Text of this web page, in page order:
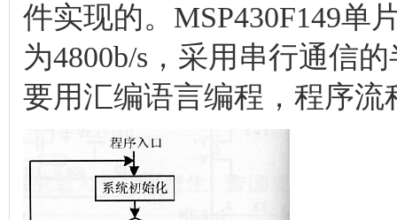
件实现的。MSP430F149单
为4800b/s，采用串行通信
要用汇编语言编程，程序流